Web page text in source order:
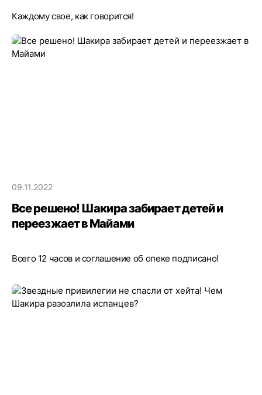
Каждому свое, как говорится!
09.11.2022
Все решено! Шакира забирает детей и
переезжает в Майами
Всего 12 часов и соглашение об опеке подписано!